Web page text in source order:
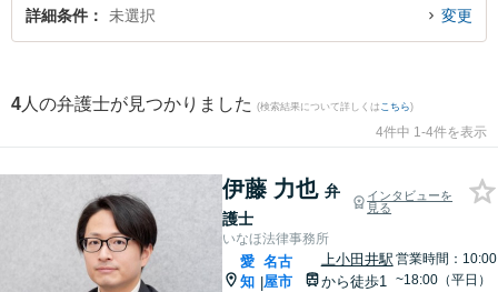
たい』『初回相談無料でメーカー・製造業を法律相談できる名古屋市西区内の
詳細条件 未選択 変更
4 人の弁護士が見つかりました (検索結果について詳しくは こちら)
4件中 1-4件を表示
伊藤 力也 弁
護士
インタビューを
見る
いなほ法律事務所
愛
知 |
名古
屋市
上小田井駅
から徒歩1
営業時間：10:00
~18:00（平日）